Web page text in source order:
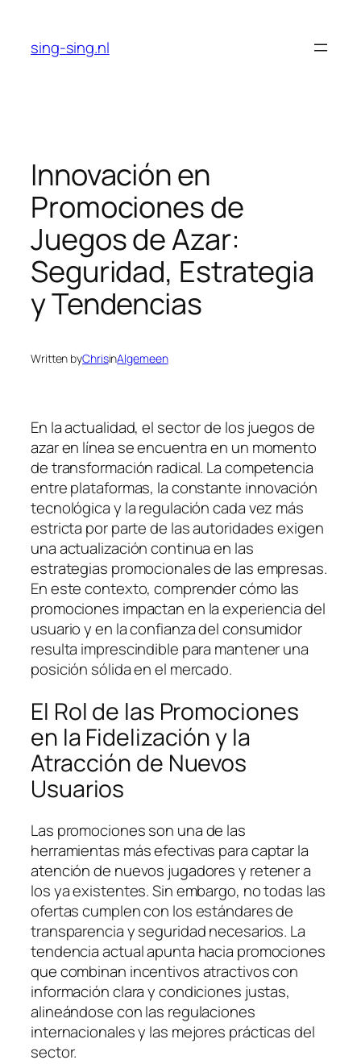
content
sing-sing.nl
Innovación en
Promociones de
Juegos de Azar:
Seguridad, Estrategia
y Tendencias
Written byChrisinAlgemeen
En la actualidad, el sector de los juegos de
azar en línea se encuentra en un momento
de transformación radical. La competencia
entre plataformas, la constante innovación
tecnológica y la regulación cada vez más
estricta por parte de las autoridades exigen
una actualización continua en las
estrategias promocionales de las empresas.
En este contexto, comprender cómo las
promociones impactan en la experiencia del
usuario y en la confianza del consumidor
resulta imprescindible para mantener una
posición sólida en el mercado.
El Rol de las Promociones
en la Fidelización y la
Atracción de Nuevos
Usuarios
Las promociones son una de las
herramientas más efectivas para captar la
atención de nuevos jugadores y retener a
los ya existentes. Sin embargo, no todas las
ofertas cumplen con los estándares de
transparencia y seguridad necesarios. La
tendencia actual apunta hacia promociones
que combinan incentivos atractivos con
información clara y condiciones justas,
alineándose con las regulaciones
internacionales y las mejores prácticas del
sector.